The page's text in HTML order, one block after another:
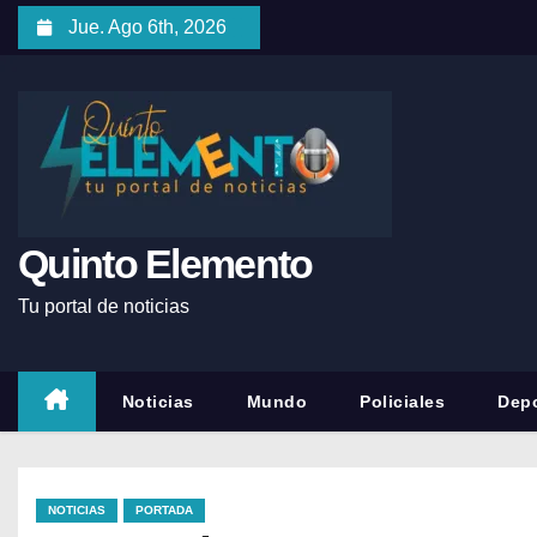
Jue. Ago 6th, 2026
Quinto Elemento
Tu portal de noticias
Noticias Mundo Policiales
NOTICIAS PORTADA